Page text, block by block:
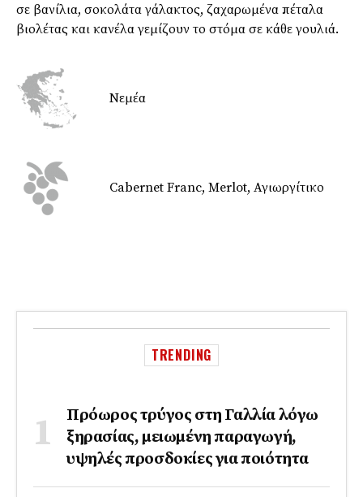
σε βανίλια, σοκολάτα γάλακτος, ζαχαρωμένα πέταλα
βιολέτας και κανέλα γεμίζουν το στόμα σε κάθε γουλιά.
Νεμέα
Cabernet Franc, Merlot, Αγιωργίτικο
TRENDING
Πρόωρος τρύγος στη Γαλλία λόγω
ξηρασίας, μειωμένη παραγωγή,
υψηλές προσδοκίες για ποιότητα